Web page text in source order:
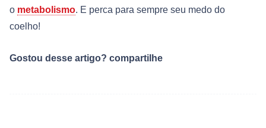
o metabolismo. E perca para sempre seu medo do
coelho!
Gostou desse artigo? compartilhe